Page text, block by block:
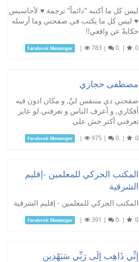
ليس كل ما أكتبه "دائماً" ترجمة ♥ لأحاسيس
♥ ليس كل ما يكتب في صفحتي وما أرسله
حكايةً عن واقعي!!
Facebook Messenger | 783 | 0. | 0
مصطفى حجازي
صفحتي دي متنفس ليَّ, و مكان ادون فيه
أفكاري, و أعرف الناس و تعرفني. لو عايز
تعرفني أكتر خش على
Facebook Messenger | 975 | 0. | 0
المكتب الحركي للمعلمين -إقليم
الشرقية
المكتب الحركي للمعلمين - إقليم الشرقية
Facebook Messenger | 391 | 0. | 0
إِنِّي ذَاهِب إِلَى رَبِّي سَيَهْدِينِ